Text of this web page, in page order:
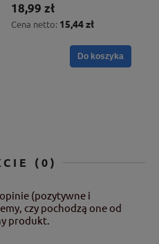
18,99 zł
Cena netto: 15,44 zł
Do koszyka
(0)
(pozytywne i
czy pochodzą one od
produkt.